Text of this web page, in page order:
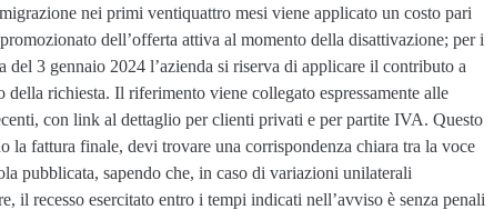
nei primi ventiquattro mesi viene applicato un costo pari
dell’offerta attiva al momento della disattivazione; per i
del 3 gennaio 2024 l’azienda si riserva di applicare il contributo a
della richiesta. Il riferimento viene collegato espressamente alle
con link al dettaglio per clienti privati e per partite IVA. Questo
la fattura finale, devi trovare una corrispondenza chiara tra la voce
pubblicata, sapendo che, in caso di variazioni unilaterali
il recesso esercitato entro i tempi indicati nell’avviso è senza penali